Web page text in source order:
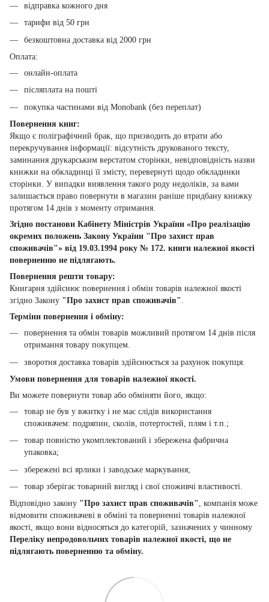
відправка кожного дня
тарифи від 50 грн
безкоштовна доставка від 2000 грн
Оплата:
онлайн-оплата
післяплата на пошті
покупка частинами від Monobank (без переплат)
Повернення книг:
Якщо є поліграфічний брак, що призводить до втрати або
перекручування інформації: відсутність друкованого тексту,
заминання друкарським верстатом сторінки, невідповідність назви
книжки на обкладинці її змісту, перевернуті щодо обкладинки
сторінки. У випадки виявлення такого роду недоліків, за вами
залишається право повернути в магазин раніше придбану книжку
протягом 14 днів з моменту отримання.
Згідно постанови Кабінету Міністрів України «Про реалізацію
окремих положень Закону України "Про захист прав
споживачів"» від 19.03.1994 року № 172. книги належної якості
поверненню не підлягають.
Повернення решти товару:
Книгарня здійснює повернення і обмін товарів належної якості
згідно Закону "Про захист прав споживачів".
Терміни повернення і обміну:
повернення та обмін товарів можливий протягом 14 днів після
отримання товару покупцем.
зворотня доставка товарів здійснюється за рахунок покупця.
Умови повернення для товарів належної якості.
Ви можете повернути товар або обміняти його, якщо:
товар не був у вжитку і не має слідів використання
споживачем: подряпин, сколів, потертостей, плям і т.п.;
товар повністю укомплектований і збережена фабрична
упаковка;
збережені всі ярлики і заводське маркування;
товар зберігає товарний вигляд і свої споживчі властивості.
Відповідно закону "Про захист прав споживачів", компанія може
відмовити споживачеві в обміні та поверненні товарів належної
якості, якщо вони відносяться до категорій, зазначених у чинному
Переліку непродовольчих товарів належної якості, що не
підлягають поверненню та обміну.